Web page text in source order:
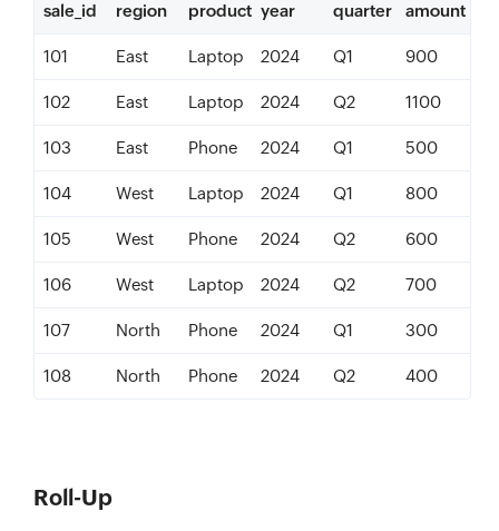
sale_id region product year quarter amount
101 East Laptop 2024 Q1 900
102 East Laptop 2024 Q2 1100
103 East Phone 2024 Q1 500
104 West Laptop 2024 Q1 800
105 West Phone 2024 Q2 600
106 West Laptop 2024 Q2 700
107 North Phone 2024 Q1 300
108 North Phone 2024 Q2 400
Roll-Up